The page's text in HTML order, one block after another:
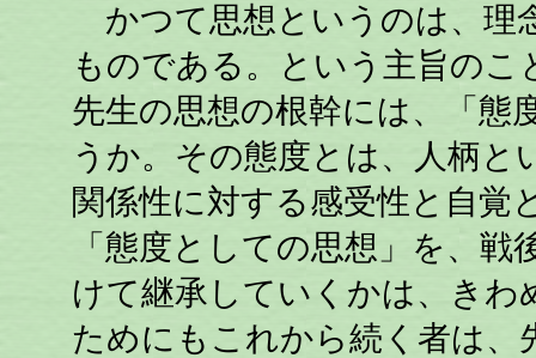
かつて思想というのは、理
ものである。という主旨の
先生の思想の根幹には、「態
うか。その態度とは、人柄と
関係性に対する感受性と自覚
「態度としての思想」を、
けて継承していくかは、き
ためにもこれから続く者は、